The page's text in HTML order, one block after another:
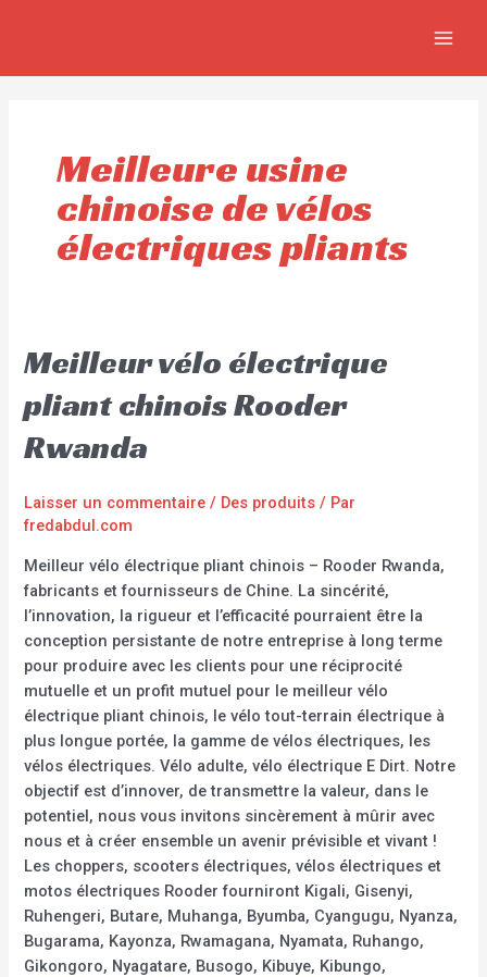
Meilleure usine
chinoise de vélos
électriques pliants
Meilleur vélo électrique
pliant chinois Rooder
Rwanda
Laisser un commentaire / Des produits / Par
fredabdul.com
Meilleur vélo électrique pliant chinois – Rooder Rwanda,
fabricants et fournisseurs de Chine. La sincérité,
l’innovation, la rigueur et l’efficacité pourraient être la
conception persistante de notre entreprise à long terme
pour produire avec les clients pour une réciprocité
mutuelle et un profit mutuel pour le meilleur vélo
électrique pliant chinois, le vélo tout-terrain électrique à
plus longue portée, la gamme de vélos électriques, les
vélos électriques. Vélo adulte, vélo électrique E Dirt. Notre
objectif est d’innover, de transmettre la valeur, dans le
potentiel, nous vous invitons sincèrement à mûrir avec
nous et à créer ensemble un avenir prévisible et vivant !
Les choppers, scooters électriques, vélos électriques et
motos électriques Rooder fourniront Kigali, Gisenyi,
Ruhengeri, Butare, Muhanga, Byumba, Cyangugu, Nyanza,
Bugarama, Kayonza, Rwamagana, Nyamata, Ruhango,
Gikongoro, Nyagatare, Busogo, Kibuye, Kibungo,